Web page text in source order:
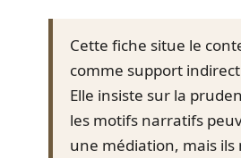
Cette fiche situe le
comme support
Elle insiste sur la
les motifs narratifs
une médiation, mais ils